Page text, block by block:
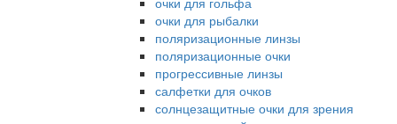
очки для рыбалки
поляризационные линзы
поляризационные очки
прогрессивные линзы
салфетки для очков
солнцезащитные очки для зрения